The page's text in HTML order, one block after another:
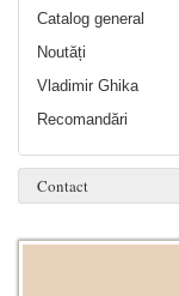
Catalog general
Noutăți
Vladimir Ghika
Recomandări
Contact